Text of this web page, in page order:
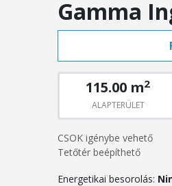
Gamma
115.00 m2
ALAPTERÜLET
CSOK igénybe vehető
Tetőtér beépíthető
Energetikai besorolás: